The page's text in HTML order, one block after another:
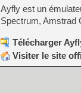
Ayfly est un
Spectrum, Amstrad
Télécharger
Visiter le site